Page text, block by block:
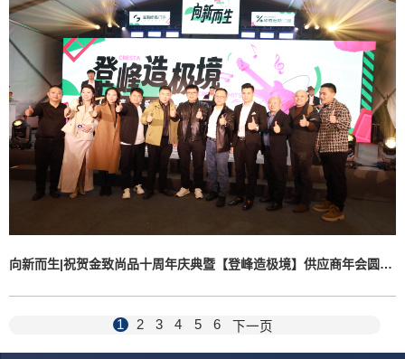
向新而生|祝贺金致尚品十周年庆典暨【登峰造极境】供应商年会圆满举行
1 2 3 4 5 6 下一页